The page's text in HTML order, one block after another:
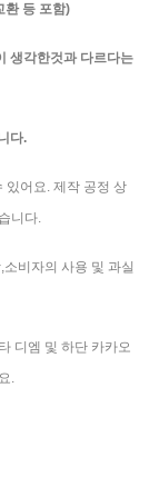
환 등 포함)
생각한것과 다르다는
다.
어요. 제작 공정 상
니다.
비자의 사용 및 과실
디엠 및 하단 카카오
.